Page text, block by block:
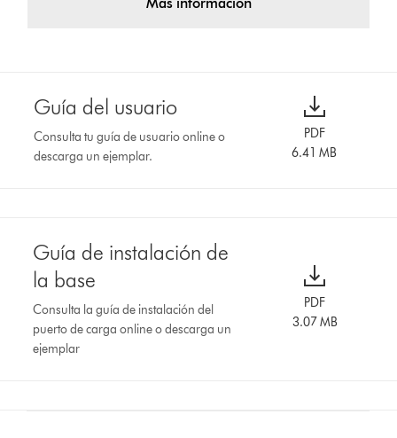
Guía del usuario
Consulta tu guía de usuario online o
descarga un ejemplar.
PDF
6.41 MB
Guía de instalación de
la base
Consulta la guía de instalación del
puerto de carga online o descarga un
ejemplar
PDF
3.07 MB